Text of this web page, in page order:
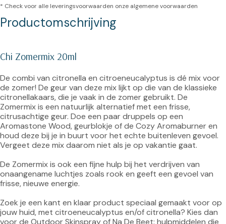
* Check voor alle leveringsvoorwaarden onze algemene voorwaarden
Productomschrijving
Chi Zomermix 20ml
De combi van citronella en citroeneucalyptus is dé mix voor
de zomer! De geur van deze mix lijkt op die van de klassieke
citronellakaars, die je vaak in de zomer gebruikt. De
Zomermix is een natuurlijk alternatief met een frisse,
citrusachtige geur. Doe een paar druppels op een
Aromastone Wood, geurblokje of de Cozy Aromaburner en
houd deze bij je in buurt voor het echte buitenleven gevoel.
Vergeet deze mix daarom niet als je op vakantie gaat.
De Zomermix is ook een fijne hulp bij het verdrijven van
onaangename luchtjes zoals rook en geeft een gevoel van
frisse, nieuwe energie.
Zoek je een kant en klaar product speciaal gemaakt voor op
jouw huid, met citroeneucalyptus en/of citronella? Kies dan
voor de Outdoor Skinspray of Na De Beet: hulpmiddelen die